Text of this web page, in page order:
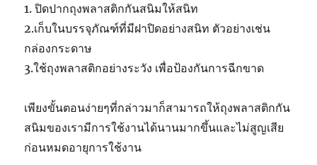
1. ปิดปากถุงพลาสติกกันสนิมให้สนิท
2.เก็บในบรรจุภัณฑ์ที่มีฝาปิดอย่างสนิท ตัวอย่างเช่น
กล่องกระดาษ
3.ใช้ถุงพลาสติกอย่างระวัง เพื่อป้องกันการฉีกขาด
เพียงขั้นตอนง่ายๆที่กล่าวมาก็สามารถให้ถุงพลาสติกกัน
สนิมของเรามีการใช้งานได้นานมากขึ้นและไม่สูญเสีย
ก่อนหมดอายุการใช้งาน